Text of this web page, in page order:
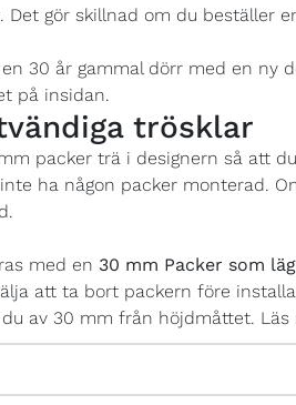
Det gör skillnad om du beställer
30 år gammal dörr med en ny
på insidan.
trösklar
packer trä i designern så att
ha någon packer monterad.
med en 30 mm Packer som
att ta bort packern före
av 30 mm från höjdmåttet. Läs